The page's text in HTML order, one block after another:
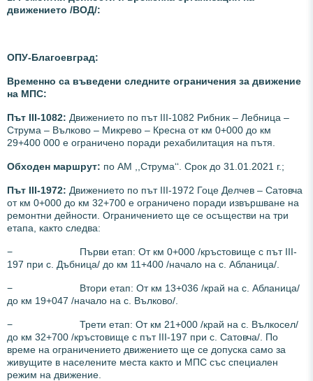
движението /ВОД/:
ОПУ-Благоевград:
Временно са въведени следните ограничения за движение
на МПС:
Път III-1082: Движението по път III-1082 Рибник – Лебница –
Струма – Вълково – Микрево – Кресна от км 0+000 до км
29+400 000 е ограничено поради рехабилитация на пътя.
Обходен маршрут: по АМ ,,Струма‘‘. Срок до 31.01.2021 г.;
Път III-1972: Движението по път III-1972 Гоце Делчев – Сатовча
от км 0+000 до км 32+700 е ограничено поради извършване на
ремонтни дейности. Ограничението ще се осъществи на три
етапа, както следва:
− Първи етап: От км 0+000 /кръстовище с път III-
197 при с. Дъбница/ до км 11+400 /начало на с. Абланица/.
− Втори етап: От км 13+036 /край на с. Абланица/
до км 19+047 /начало на с. Вълково/.
− Трети етап: От км 21+000 /край на с. Вълкосел/
до км 32+700 /кръстовище с път III-197 при с. Сатовча/. По
време на ограничението движението ще се допуска само за
живущите в населените места както и МПС със специален
режим на движение.